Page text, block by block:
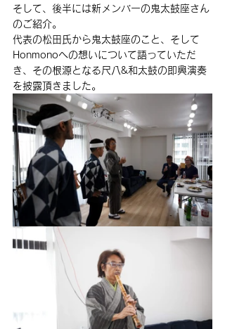
そして、後半には新メンバーの鬼太鼓座さん
のご紹介。
代表の松田氏から鬼太鼓座のこと、そして
Honmonoへの想いについて語っていただ
き、その根源となる尺八&和太鼓の即興演奏
を披露頂きました。